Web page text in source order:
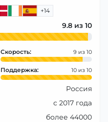
+14
9.8
Скорость: 9
Поддержка: 10
Россия
с 2017 года
более 44000